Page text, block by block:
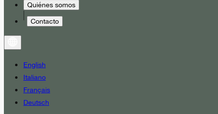
Quiénes somos
Contacto
English
Italiano
Français
Deutsch